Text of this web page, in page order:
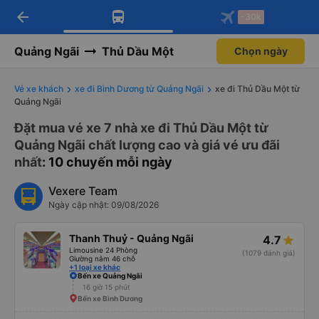
Tải app Vexere ngay!
Nhận ưu đãi thành viên độc
Mở app
Tải app Vexere
-30k/ghế khi đặt vé máy bay qua
Mở app
arrow_back -30k
Quảng Ngãi Thủ Dầu Một Chọn ngày
Vé xe khách xe đi Bình Dương từ Quảng Ngãi
xe đi Thủ Dầu Một từ
Quảng Ngãi
Đặt mua vé xe 7 nhà xe đi Thủ Dầu Một từ
Quảng Ngãi chất lượng cao và giá vé ưu đãi
nhất: 10 chuyến mỗi ngày
Vexere Team
Ngày cập nhật: 09/08/2026
Thanh Thuỷ - Quảng Ngãi
Limousine 24 Phòng
Giường nằm 46 chỗ
+1 loại xe khác
4.7
(1079 đánh giá)
Bến xe Quảng Ngãi
16 giờ 15 phút
Bến xe Bình Dương